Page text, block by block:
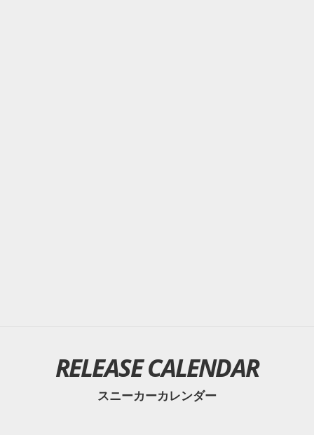
RELEASE CALENDAR
スニーカーカレンダー